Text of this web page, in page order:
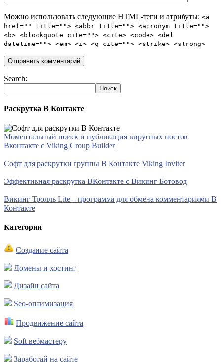
Можно использовать следующие HTML-теги и атрибуты: <a
href="" title=""> <abbr title=""> <acronym title="">
<b> <blockquote cite=""> <cite> <code> <del
datetime=""> <em> <i> <q cite=""> <strike> <strong>
Search:
Раскрутка В Контакте
Моментальный поиск и публикация вирусных постов
Вконтакте с Viking Group Builder
Софт для раскрутки группы В Контакте Viking Inviter
Эффективная раскрутка ВКонтакте с Викинг Ботовод
Викинг Тролль Lite – программа для обмена комментариями В
Контакте
Категории
Создание сайта
Домены и хостинг
Дизайн сайта
Seo-оптимизация
Продвижение сайта
Soft вебмастеру
Заработай на сайте